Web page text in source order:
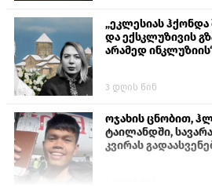
„ეკლესიას ჰქონდა
და ექსკლუზივის
არამედ
3 დღის წინ
ოჯახის ცნობით,
ტაილანდში,
კვირას